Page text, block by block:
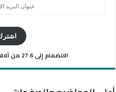
الانضمام إلى 27.6 من آلاف المشتركين الآخرين